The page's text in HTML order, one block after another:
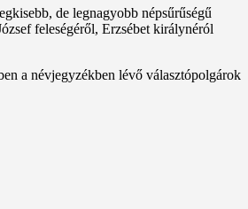
de legnagyobb népsűrűségű
feleségéről, Erzsébet királynéról
a névjegyzékben lévő választópolgárok